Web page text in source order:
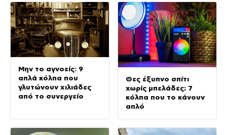
Μην το αγνοείς: 9
απλά κόλπα που
γλυτώνουν χιλιάδες
από το συνεργείο
Θες έξυπνο σπίτι
χωρίς μπελάδες; 7
κόλπα που το κάνουν
απλό